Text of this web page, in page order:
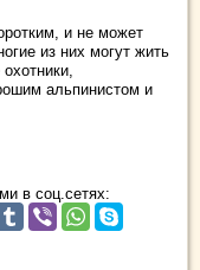
и не может
из них могут жить
альпинистом и
в соц.сетях: